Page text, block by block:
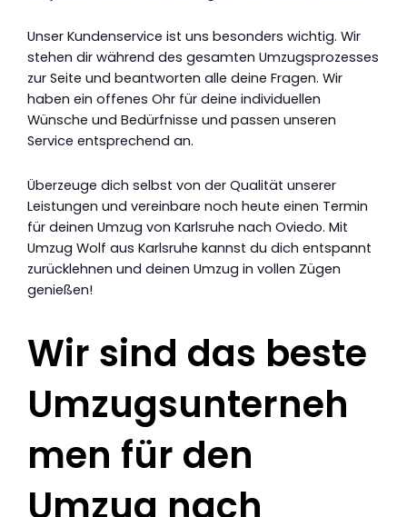
Unser Kundenservice ist uns besonders wichtig. Wir
stehen dir während des gesamten Umzugsprozesses
zur Seite und beantworten alle deine Fragen. Wir
haben ein offenes Ohr für deine individuellen
Wünsche und Bedürfnisse und passen unseren
Service entsprechend an.
Überzeuge dich selbst von der Qualität unserer
Leistungen und vereinbare noch heute einen Termin
für deinen Umzug von Karlsruhe nach Oviedo. Mit
Umzug Wolf aus Karlsruhe kannst du dich entspannt
zurücklehnen und deinen Umzug in vollen Zügen
genießen!
Wir sind das beste
Umzugsunterneh
men für den
Umzug nach